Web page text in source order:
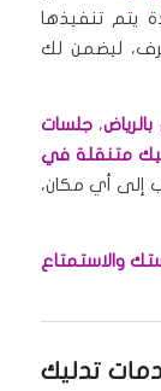
يتم تنفيذها
ليضمن لك
،جلسات
متنقلة في
إلى أي مكان،
لحجز جلستك والاستمتاع
تدليك